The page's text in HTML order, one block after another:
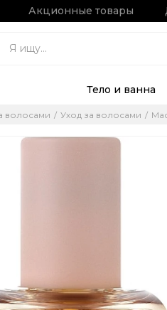
Акционные товары
Тело и ванна
волосами Уход за волосами